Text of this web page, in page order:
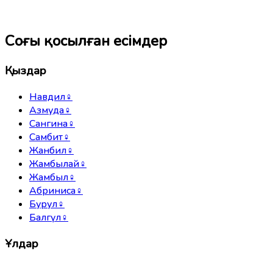
Соңғы қосылған есімдер
Қыздар
Навдил♀
Азмуда♀
Сангина♀
Самбит♀
Жанбил♀
Жамбылай♀
Жамбыл♀
Абриниса♀
Бурул♀
Балгүл♀
Ұлдар